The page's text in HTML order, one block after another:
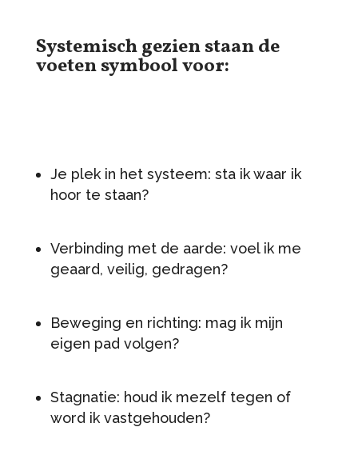
Systemisch gezien staan de
voeten symbool voor:
Je plek in het systeem: sta ik waar ik
hoor te staan?
Verbinding met de aarde: voel ik me
geaard, veilig, gedragen?
Beweging en richting: mag ik mijn
eigen pad volgen?
Stagnatie: houd ik mezelf tegen of
word ik vastgehouden?